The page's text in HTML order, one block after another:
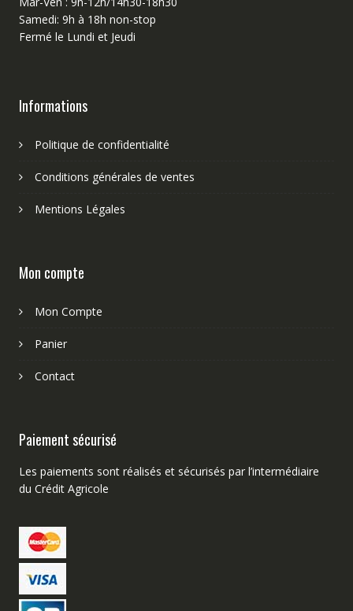
Samedi: 9h à 18h non-stop
Fermé le Lundi et Jeudi
Informations
Politique de confidentialité
Conditions générales de ventes
Mentions Légales
Mon compte
Mon Compte
Panier
Contact
Paiement sécurisé
Les paiements sont réalisés et sécurisés par l’intermédiaire
du Crédit Agricole